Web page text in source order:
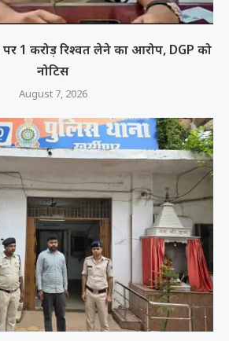
पर 1 करोड़ रिश्वत लेने का आरोप, DGP को
नोटिस
August 7, 2026